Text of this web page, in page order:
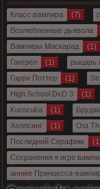
Класс вампира (7)
Возлюбленные дьявола
Вампиры Маскарад
(1)
Гангрел
(1) рыцарь
Гарри Поттер
(1)
High School DxD 3
(1)
Kurozuka
(1)
Хеллсинг
(1) Ost
Последний Серафим
Сохранения к игре
аниме Принцесса-